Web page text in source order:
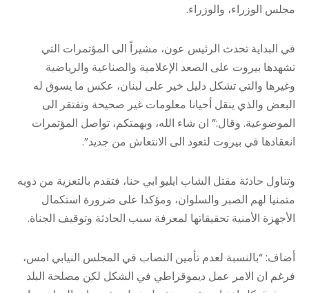
مجلس الوزراء، والوزراء.
في البداية تحدث الرئيس عون، مشيراً الى المؤتمرات التي
تشهدها بيروت على الصعد الإعلامية والصناعية والرياضية
وغيرها والتي تشكل دليل خير على لبنان، عكس ما يسوق له
البعض والذي ينقل أحيانا معلومات غير صحيحة وتفتقر الى
الموضوعية. وقال:” ان شاء الله، وبهمتكم، تواصل المؤتمرات
انعقادها في بيروت لتعود الى الانتعاش من جديد”.
وتناول حادثة مقتل الشاب ايليو ابي حنا، فتقدم بالتعزية من ذويه
متمنيا لهم الصبر والسلوان، ومؤكدا على ضرورة استكمال
الأجهزة الأمنية تحقيقاتها لمعرفة سبب الحادثة وتوقيف الجناة.
أضاف: “بالنسبة لعدم تأمين النصاب في المجلس النيابي امس،
فرغم ان الامر عمل ديموقراطي في الشكل لكن مصلحة البلد